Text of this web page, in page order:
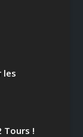
les
Tours !